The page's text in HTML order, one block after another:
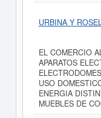
URBINA Y
EL COMERCIO
APARATOS
USO
ENERGIA
MUEBLES DE